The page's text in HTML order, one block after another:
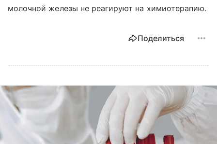
молочной железы не реагируют на химиотерапию.
Поделиться